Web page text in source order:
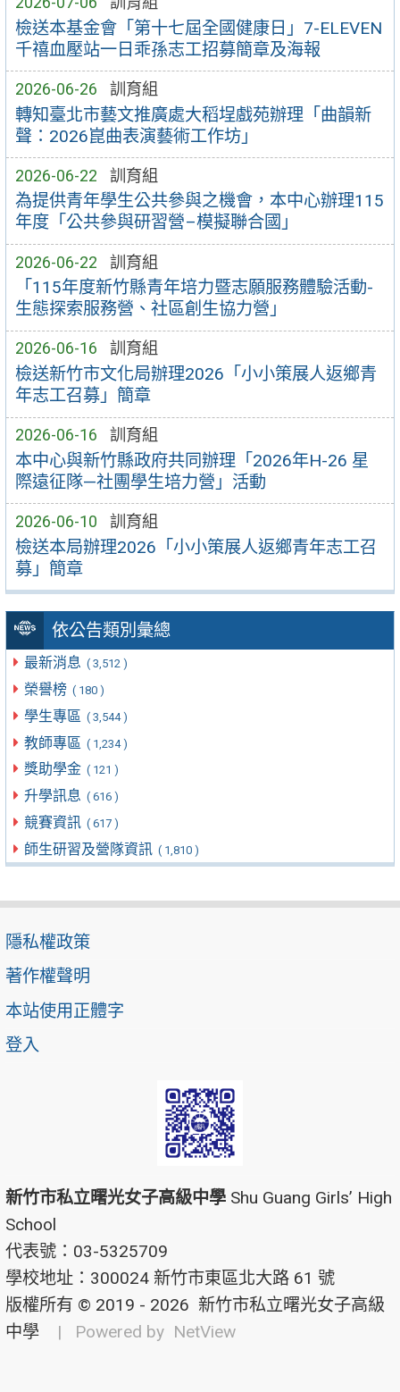
檢送本基金會「第十七屆全國健康日」7-ELEVEN
千禧血壓站一日乖孫志工招募簡章及海報
2026-06-26 訓育組
轉知臺北市藝文推廣處大稻埕戲苑辦理「曲韻新
聲：2026崑曲表演藝術工作坊」
2026-06-22 訓育組
為提供青年學生公共參與之機會，本中心辦理115
年度「公共參與研習營–模擬聯合國」
2026-06-22 訓育組
「115年度新竹縣青年培力暨志願服務體驗活動-
生態探索服務營、社區創生協力營」
2026-06-16 訓育組
檢送新竹市文化局辦理2026「小小策展人返鄉青
年志工召募」簡章
2026-06-16 訓育組
本中心與新竹縣政府共同辦理「2026年H-26 星
際遠征隊—社團學生培力營」活動
2026-06-10 訓育組
檢送本局辦理2026「小小策展人返鄉青年志工召
募」簡章
依公告類別彙總
最新消息 ( 3,512 )
榮譽榜 ( 180 )
學生專區 ( 3,544 )
教師專區 ( 1,234 )
獎助學金 ( 121 )
升學訊息 ( 616 )
競賽資訊 ( 617 )
師生研習及營隊資訊 ( 1,810 )
隱私權政策
著作權聲明
本站使用正體字
登入
新竹市私立曙光女子高級中學 Shu Guang Girls’ High
School
代表號：03-5325709
學校地址：300024 新竹市東區北大路 61 號
版權所有 © 2019 - 2026 新竹市私立曙光女子高級
中學
| Powered by NetView